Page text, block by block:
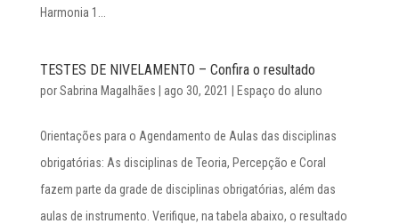
Harmonia 1...
TESTES DE NIVELAMENTO – Confira o resultado
porSabrina Magalhães ago 30, 2021 Espaço do aluno
Orientações para o Agendamento de Aulas das disciplinas
obrigatórias: As disciplinas de Teoria, Percepção e Coral
fazem parte da grade de disciplinas obrigatórias, além das
aulas de instrumento. Verifique, na tabela abaixo, o resultado